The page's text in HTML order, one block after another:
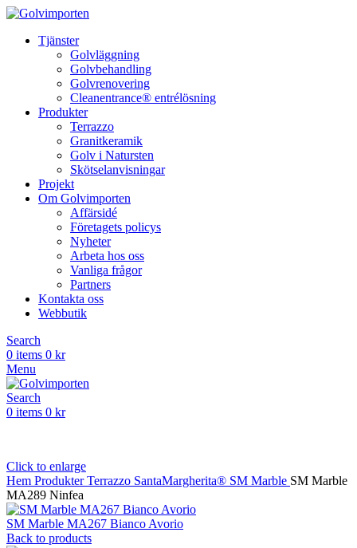
Tjänster
Golvläggning
Golvbehandling
Golvrenovering
Cleanentrance® entrélösning
Produkter
Terrazzo
Granitkeramik
Golv i Natursten
Skötselanvisningar
Projekt
Om Golvimporten
Affärsidé
Företagets policys
Nyheter
Arbeta hos oss
Vanliga frågor
Partners
Kontakta oss
Webbutik
Search
0 items 0 kr
Menu
Search
0 items 0 kr
Click to enlarge
Hem ProdukterTerrazzo SantaMargherita® SM Marble SM Marble
MA289 Ninfea
SM Marble MA267 Bianco Avorio
Back to products